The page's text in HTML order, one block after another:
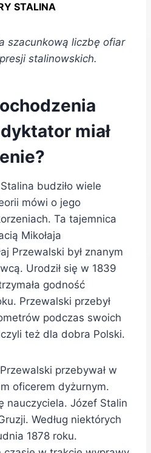
STALINA
szacunkową liczbę ofiar
stalinowskich.
miał
budziło wiele
mówi o jego
Ta tajemnica
Mikołaja
Przewalski był znanym
Urodził się w 1839
godność
Przewalski przebył
podczas swoich
też dla dobra Polski.
przebywał w
oficerem dyżurnym.
nauczyciela. Józef Stalin
Według niektórych
1878 roku.